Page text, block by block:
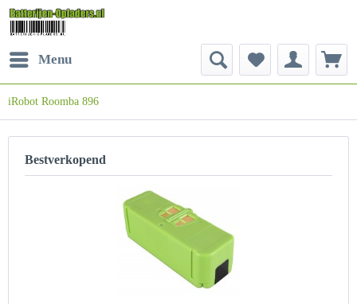
Menu
iRobot Roomba 896
Bestverkopend